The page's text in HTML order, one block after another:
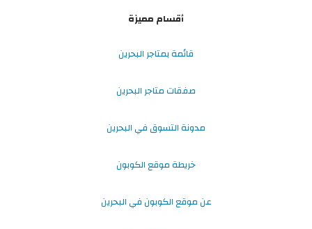
أقسام مميزة
قائمة بمتاجر البحرين
صفقات متاجر البحرين
مدونة التسوق في البحرين
خريطة موقع الكوبون
عن موقع الكوبون في البحرين